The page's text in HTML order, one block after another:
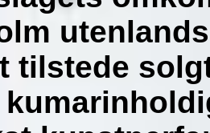
tilstede